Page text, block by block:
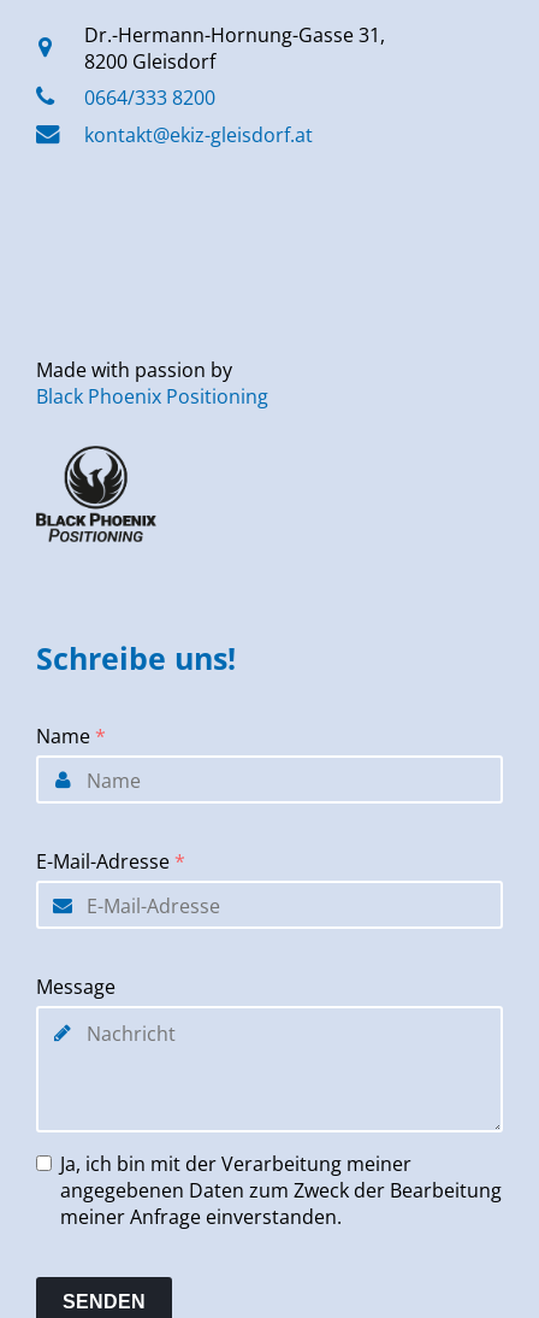
Dr.-Hermann-Hornung-Gasse 31,
8200 Gleisdorf
0664/333 8200
kontakt@ekiz-gleisdorf.at
Made with passion by
Black Phoenix Positioning
Schreibe uns!
Name *
E-Mail-Adresse *
Message
Ja, ich bin mit der Verarbeitung meiner
angegebenen Daten zum Zweck der Bearbeitung
meiner Anfrage einverstanden.